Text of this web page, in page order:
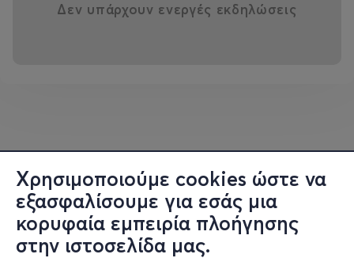
Χρησιμοποιούμε cookies ώστε να
εξασφαλίσουμε για εσάς μια
κορυφαία εμπειρία πλοήγησης
στην ιστοσελίδα μας.
Δεν υπάρχουν ενεργές εκδηλώσεις